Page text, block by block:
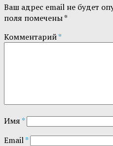
Ваш адрес email не будет
поля помечены*
Комментарий*
Имя*
Email*